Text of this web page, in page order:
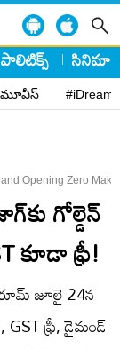
పాలిటిక్స్ సినిమా
మూవీస్
Opening Zero
గోల్డెన్
కూడా ఫ్రీ!
జూలై 24న
ఫ్రీ, డైమండ్